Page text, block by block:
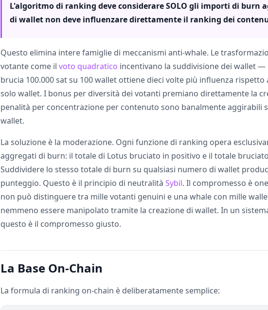
L'algoritmo di ranking deve considerare SOLO gli importi di burn
di wallet non deve influenzare direttamente il ranking dei
Questo elimina intere famiglie di meccanismi anti-whale. Le
votante come il voto quadratico incentivano la suddivisione dei wallet —
brucia 100.000 sat su 100 wallet ottiene dieci volte più influenza rispetto
solo wallet. I bonus per diversità dei votanti premiano direttamente la
penalità per concentrazione per contenuto sono banalmente aggirabili
wallet.
La soluzione è la moderazione. Ogni funzione di ranking opera
aggregati di burn: il totale di Lotus bruciato in positivo e il totale
Suddividere lo stesso totale di burn su qualsiasi numero di wallet
punteggio. Questo è il principio di neutralità Sybil. Il compromesso è
non può distinguere tra mille votanti genuini e una whale con mille
nemmeno essere manipolato tramite la creazione di wallet. In un
questo è il compromesso giusto.
La Base On-Chain
La formula di ranking on-chain è deliberatamente semplice: